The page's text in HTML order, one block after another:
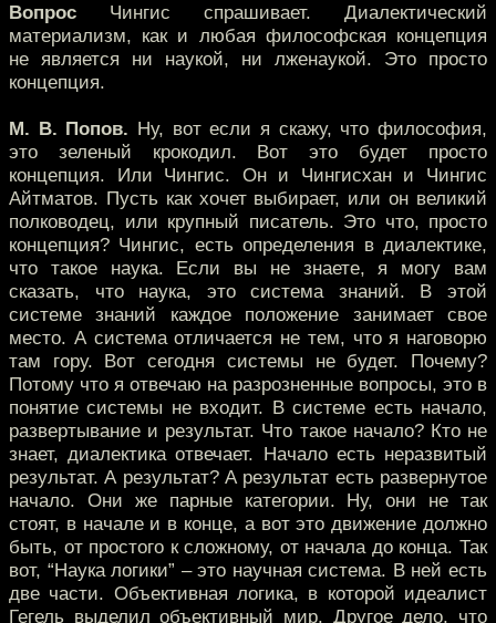
Вопрос Чингис спрашивает. Диалектический
материализм, как и любая философская концепция
не является ни наукой, ни лженаукой. Это просто
концепция.
М. В. Попов. Ну, вот если я скажу, что философия,
это зеленый крокодил. Вот это будет просто
концепция. Или Чингис. Он и Чингисхан и Чингис
Айтматов. Пусть как хочет выбирает, или он великий
полководец, или крупный писатель. Это что, просто
концепция? Чингис, есть определения в диалектике,
что такое наука. Если вы не знаете, я могу вам
сказать, что наука, это система знаний. В этой
системе знаний каждое положение занимает свое
место. А система отличается не тем, что я наговорю
там гору. Вот сегодня системы не будет. Почему?
Потому что я отвечаю на разрозненные вопросы, это в
понятие системы не входит. В системе есть начало,
развертывание и результат. Что такое начало? Кто не
знает, диалектика отвечает. Начало есть неразвитый
результат. А результат? А результат есть развернутое
начало. Они же парные категории. Ну, они не так
стоят, в начале и в конце, а вот это движение должно
быть, от простого к сложному, от начала до конца. Так
вот, “Наука логики” – это научная система. В ней есть
две части. Объективная логика, в которой идеалист
Гегель выделил объективный мир. Другое дело, что